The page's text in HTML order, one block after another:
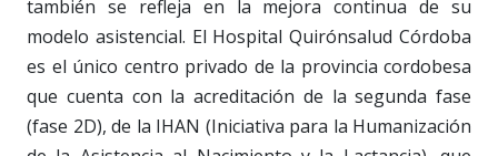
también se refleja en la mejora continua de su
modelo asistencial. El Hospital Quirónsalud Córdoba
es el único centro privado de la provincia cordobesa
que cuenta con la acreditación de la segunda fase
(fase 2D), de la IHAN (Iniciativa para la Humanización